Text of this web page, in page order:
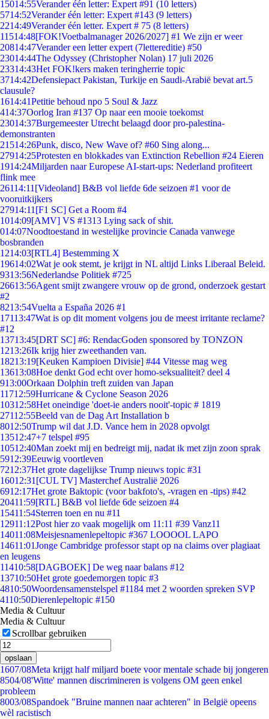
15014:55Verander één letter: Expert #91 (10 letters)
5714:52Verander één letter: Expert #143 (9 letters)
2214:49Verander één letter. Expert # 75 (8 letters)
11514:48[FOK!Voetbalmanager 2026/2027] #1 We zijn er weer
20814:47Verander een letter expert (7lettereditie) #50
23014:44The Odyssey (Christopher Nolan) 17 juli 2026
23314:43Het FOK!kers maken teringherrie topic
3714:42Defensiepact Pakistan, Turkije en Saudi-Arabië bevat art.5
clausule?
1614:41Petitie behoud npo 5 Soul & Jazz
414:37Oorlog Iran #137 Op naar een mooie toekomst
23014:37Burgemeester Utrecht belaagd door pro-palestina-
demonstranten
21514:26Punk, disco, New Wave of? #60 Sing along...
27914:25Protesten en blokkades van Extinction Rebellion #24 Eieren
1914:24Miljarden naar Europese AI-start-ups: Nederland profiteert
flink mee
26114:11 [Videoland] B&B vol liefde 6de seizoen #1 voor de
vooruitkijkers
27914:11 [F1 SC] Get a Room #4
1014:09[AMV] VS #1313 Lying sack of shit.
014:07Noodtoestand in westelijke provincie Canada vanwege
bosbranden
1214:03[RTL4] Bestemming X
19614:02Wat je ook stemt, je krijgt in NL altijd Links Liberaal Beleid.
9313:56Nederlandse Politiek #725
26613:56Agent smijt zwangere vrouw op de grond, onderzoek gestart
#2
8213:54Vuelta a España 2026 #1
17113:47Wat is op dit moment volgens jou de meest irritante reclame?
#12
13713:45[DRT SC] #6: RendacGoden sponsored by TONZON
1213:26Ik krijg hier zweethanden van.
18213:19[Keuken Kampioen Divisie] #44 Vitesse mag weg
13613:08Hoe denkt God echt over homo-seksualiteit? deel 4
913:00Orkaan Dolphin treft zuiden van Japan
11712:59Hurricane & Cyclone Season 2026
10312:58Het oneindige 'doet-ie anders nooit'-topic # 1819
27112:55Beeld van de Dag Art Installation b
8012:50Trump wil dat J.D. Vance hem in 2028 opvolgt
13512:47+7 telspel #95
10512:40Man zoekt mij en bedreigt mij, nadat ik met zijn zoon sprak
5912:39Eeuwig voortleven
7212:37Het grote dagelijkse Trump nieuws topic #31
16012:31 [CUL TV] Masterchef Australië 2026
6912:17Het grote Baktopic (voor bakfoto's, -vragen en -tips) #42
20411:59[RTL] B&B vol liefde 6de seizoen #4
15411:54Sterren toen en nu #11
12911:12Post hier zo vaak mogelijk om 11:11 #39 Vanz11
14011:08Meisjesnamenlepeltopic #367 LOOOOL LAPO
14611:01Jonge Cambridge professor stapt op na claims over plagiaat
en leugens
11410:58[DAGBOEK] De weg naar balans #12
13710:50Het grote goedemorgen topic #3
4810:50Woordensamenstelspel #1184 met 2 woorden spreken SVP
4110:50Dierenlepeltopic #150
Media & Cultuur
Media & Cultuur
Scrollbar gebruiken
opslaan
1607/08Meta krijgt half miljard boete voor mentale schade bij jongeren
8504/08'Witte' mannen discrimineren is volgens OM geen enkel
probleem
8003/08Spandoek "Bruine mannen naar achteren" in België opeens
wèl racistisch